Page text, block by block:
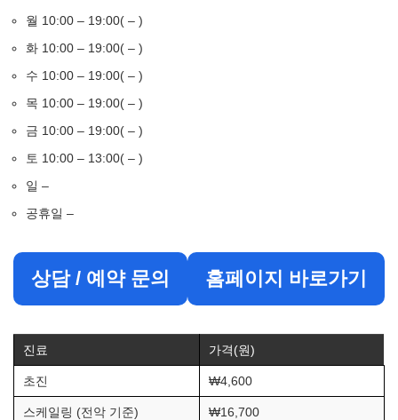
월 10:00 – 19:00( – )
화 10:00 – 19:00( – )
수 10:00 – 19:00( – )
목 10:00 – 19:00( – )
금 10:00 – 19:00( – )
토 10:00 – 13:00( – )
일 –
공휴일 –
상담 / 예약 문의 홈페이지 바로가기
진료 가격(원)
초진 ₩4,600
스케일링 (전악 기준) ₩16,700